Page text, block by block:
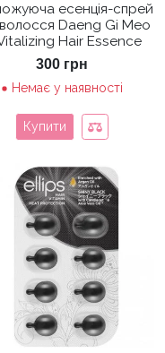
есенція-спрей
Daeng Gi Meo
Hair Essence
300 грн
Немає у наявності
Купити